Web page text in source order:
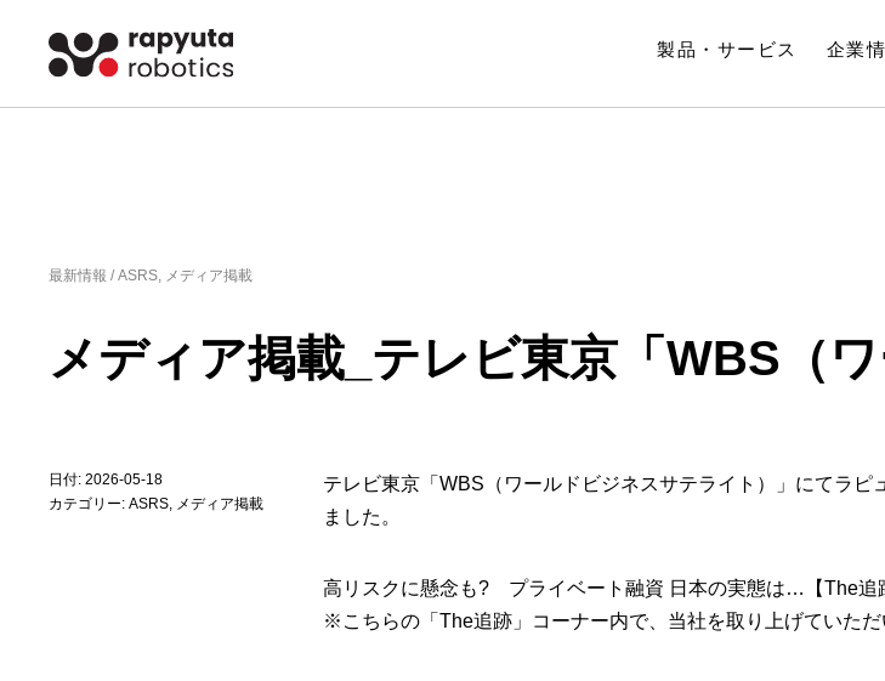
製品・サービス 企業
最新情報 /ASRS, メディア掲載
メディア掲載_テレビ東京「WBS（
日付: 2026-05-18
カテゴリー: ASRS, メディア掲載
テレビ東京「WBS（ワールドビジネスサテライト）」にてラピ
ました。
高リスクに懸念も? プライベート融資 日本の実態は…【The追
※こちらの「The追跡」コーナー内で、当社を取り上げていただ